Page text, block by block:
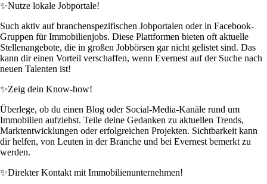
✨Nutze lokale Jobportale!
Such aktiv auf branchenspezifischen Jobportalen oder in Facebook-
Gruppen für Immobilienjobs. Diese Plattformen bieten oft aktuelle
Stellenangebote, die in großen Jobbörsen gar nicht gelistet sind. Das
kann dir einen Vorteil verschaffen, wenn Evernest auf der Suche nach
neuen Talenten ist!
✨Zeig dein Know-how!
Überlege, ob du einen Blog oder Social-Media-Kanäle rund um
Immobilien aufziehst. Teile deine Gedanken zu aktuellen Trends,
Marktentwicklungen oder erfolgreichen Projekten. Sichtbarkeit kann
dir helfen, von Leuten in der Branche und bei Evernest bemerkt zu
werden.
✨Direkter Kontakt mit Immobilienunternehmen!